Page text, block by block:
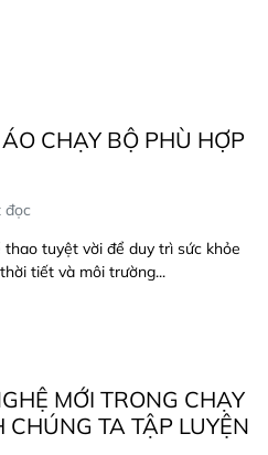
CHẠY BỘ PHÙ HỢP
đọc
tuyệt vời để duy trì sức khỏe
tiết và môi trường...
MỚI TRONG CHẠY
TA TẬP LUYỆN